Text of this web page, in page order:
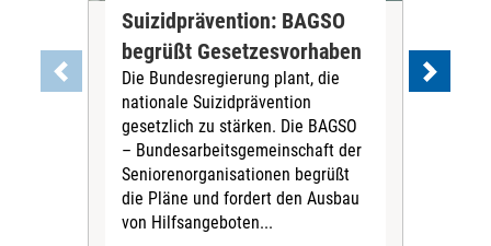
Suizidprävention: BAGSO
begrüßt Gesetzesvorhaben
Die Bundesregierung plant, die
nationale Suizidprävention
gesetzlich zu stärken. Die BAGSO
– Bundesarbeitsgemeinschaft der
Seniorenorganisationen begrüßt
die Pläne und fordert den Ausbau
von Hilfsangeboten...